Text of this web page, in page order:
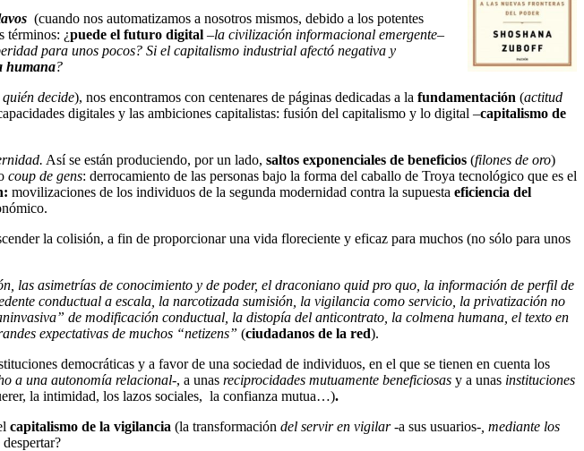
(cuando nos automatizamos a nosotros mismos, debido a los potentes
términos: ¿puede el futuro digital –la civilización informacional emergente–
para unos pocos? Si el capitalismo industrial afectó negativa y
humana?
decide), nos encontramos con centenares de páginas dedicadas a la fundamentación (actitud
digitales y las ambiciones capitalistas: fusión del capitalismo y lo digital –capitalismo de
Así se están produciendo, por un lado, saltos exponenciales de beneficios (filones de oro)
coup de gens: derrocamiento de las personas bajo la forma del caballo de Troya tecnológico que es el
movilizaciones de los individuos de la segunda modernidad contra la supuesta eficiencia del
la colisión, a fin de proporcionar una vida floreciente y eficaz para muchos (no sólo para unos
las asimetrías de conocimiento y de poder, el draconiano quid pro quo, la información de perfil de
conductual a escala, la narcotizada sumisión, la vigilancia como servicio, la privatización no
de modificación conductual, la distopía del anticontrato, la colmena humana, el texto en
expectativas de muchos “netizens” (ciudadanos de la red).
democráticas y a favor de una sociedad de individuos, en el que se tienen en cuenta los
a una autonomía relacional-, a unas reciprocidades mutuamente beneficiosas y a unas instituciones
la intimidad, los lazos sociales, la confianza mutua…).
capitalismo de la vigilancia (la transformación del servir en vigilar-a sus usuarios- , mediante los